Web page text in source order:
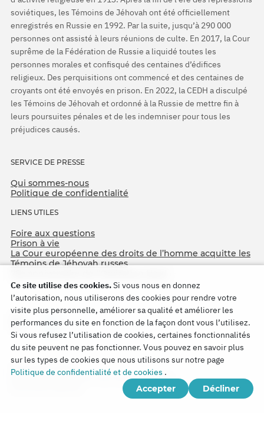
soviétiques, les Témoins de Jéhovah ont été officiellement
enregistrés en Russie en 1992. Par la suite, jusqu’à 290 000
personnes ont assisté à leurs réunions de culte. En 2017, la Cour
suprême de la Fédération de Russie a liquidé toutes les
personnes morales et confisqué des centaines d’édifices
religieux. Des perquisitions ont commencé et des centaines de
croyants ont été envoyés en prison. En 2022, la CEDH a disculpé
les Témoins de Jéhovah et ordonné à la Russie de mettre fin à
leurs poursuites pénales et de les indemniser pour tous les
préjudices causés.
SERVICE DE PRESSE
Qui sommes-nous
Politique de confidentialité
LIENS UTILES
Foire aux questions
Prison à vie
La Cour européenne des droits de l’homme acquitte les
Témoins de Jéhovah russes
Copyright © 2026
Watch Tower Bible and Tract Society of Korea.
Ce site utilise des cookies.Si vous nous en donnez
l’autorisation, nous utiliserons des cookies pour rendre votre
visite plus personnelle, améliorer sa qualité et améliorer les
performances du site en fonction de la façon dont vous l’utilisez.
Si vous refusez l’utilisation de cookies, certaines fonctionnalités
du site peuvent ne pas fonctionner. Vous pouvez en savoir plus
sur les types de cookies que nous utilisons sur notre page
Politique de confidentialité et de cookies .
Accepter
Décliner